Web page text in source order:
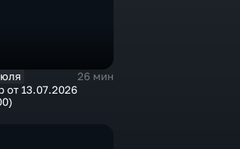
26 мин
от 13.07.2026